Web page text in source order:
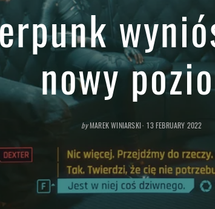
nowy
byMAREK WINIARSKI POSTED
13 FEBRUARY 2022